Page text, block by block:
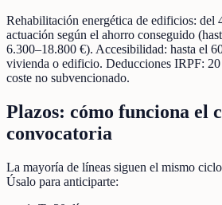
Rehabilitación energética de edificios: del
actuación según el ahorro conseguido
6.300–18.800 €). Accesibilidad: hasta el
vivienda o edificio. Deducciones IRPF:
coste no subvencionado.
Plazos: cómo funciona el
convocatoria
La mayoría de líneas siguen el mismo
Úsalo para anticiparte: